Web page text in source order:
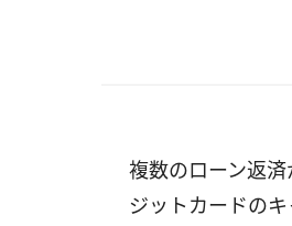
複数のローン返
ジットカードの